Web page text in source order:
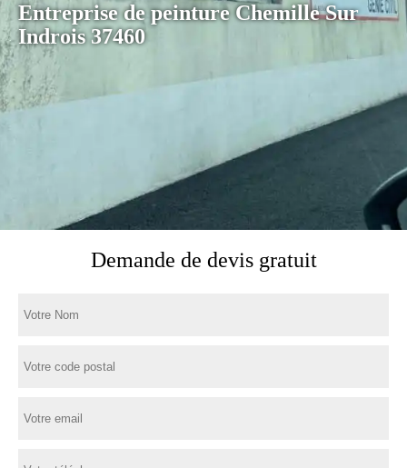
Entreprise de peinture Chemille Sur
Indrois 37460
Demande de devis gratuit